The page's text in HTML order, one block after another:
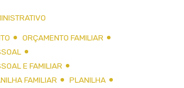
ORÇAMENTO FAMILIAR
E FAMILIAR
FAMILIAR
PLANILHA